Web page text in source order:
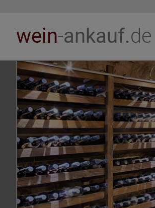
wein-ankauf.de